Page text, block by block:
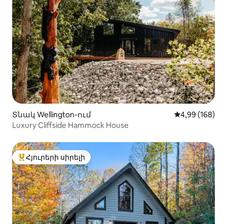
Տնակ Wellington-ում Միջին
4,99 (168)
Luxury Cliffside Hammock House
Հյուրերի սիրելի լավագույն տները
Հյուրերի սիրելի